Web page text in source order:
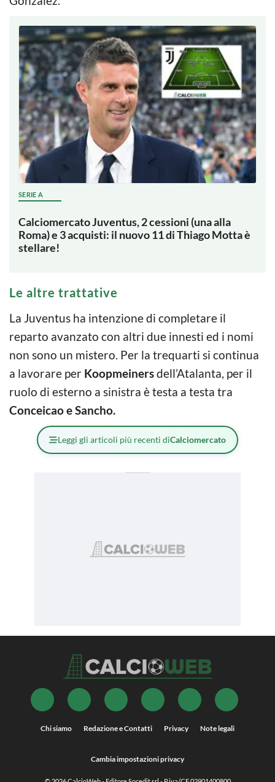
SERIE A
Calciomercato Juventus, 2 cessioni (una alla
Roma) e 3 acquisti: il nuovo 11 di Thiago Motta è
stellare!
Le altre trattative
La Juventus ha intenzione di completare il
reparto avanzato con altri due innesti ed i nomi
non sono un mistero. Per la trequarti si continua
a lavorare per Koopmeinersdell’Atalanta, per il
ruolo di esterno a sinistra è testa a testa tra
Conceicao e Sancho.
Leggi gli articoli più recenti diCalciomercato
Chi siamo Redazione e Contatti Privacy Note legali
Cambia impostazioni privacy